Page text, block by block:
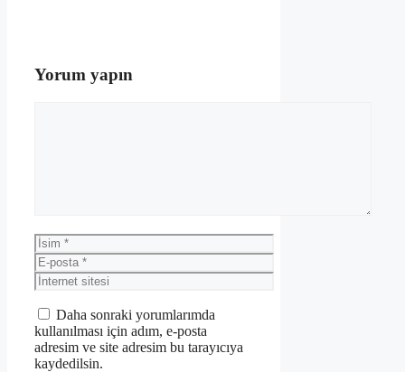
Yorum yapın
İsim
E-
posta
İnternet
sitesi
Daha sonraki yorumlarımda
kullanılması için adım, e-posta
adresim ve site adresim bu tarayıcıya
kaydedilsin.